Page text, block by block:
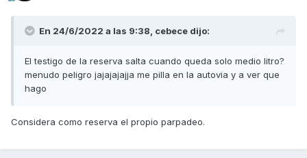
En 24/6/2022 a las 9:38, cebece dijo:
El testigo de la reserva salta cuando queda solo medio litro?
menudo peligro jajajajajja me pilla en la autovia y a ver que
hago
Considera como reserva el propio parpadeo.